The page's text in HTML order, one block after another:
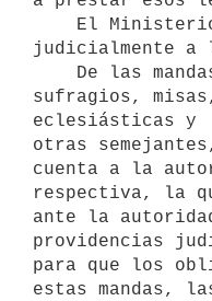
judicialmente a
sufragios,
eclesiásticas y
otras
cuenta a la
respectiva, la
ante la
providencias
para que los
estas mandas,